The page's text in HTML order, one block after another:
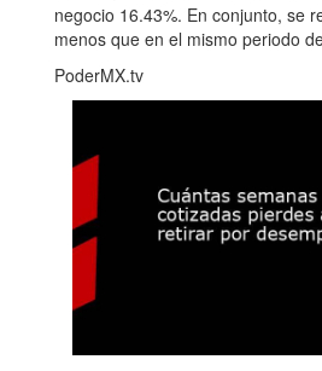
negocio 16.43%. En conjunto, se
menos que en el mismo periodo
PoderMX.tv